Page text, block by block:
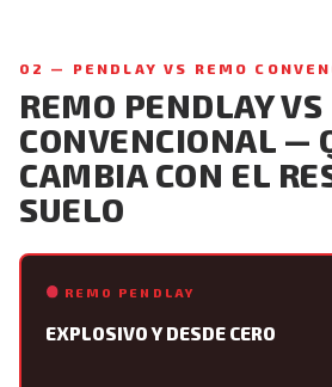
02 — PENDLAY VS REMO
REMO PENDLAY VS
CONVENCIONAL —
CAMBIA CON EL
SUELO
REMO PENDLAY
EXPLOSIVO Y DESDE CERO